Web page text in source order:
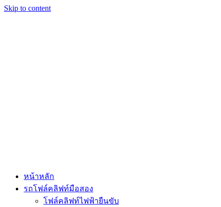
Skip to content
หน้าหลัก
รถโฟล์คลิฟท์มือสอง
โฟล์คลิฟท์ไฟฟ้ายืนขับ